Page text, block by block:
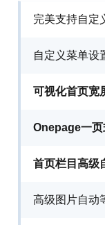
完美支持自定
自定义菜单设
可视化首页宽
Onepage一
首页栏目高级
高级图片自动